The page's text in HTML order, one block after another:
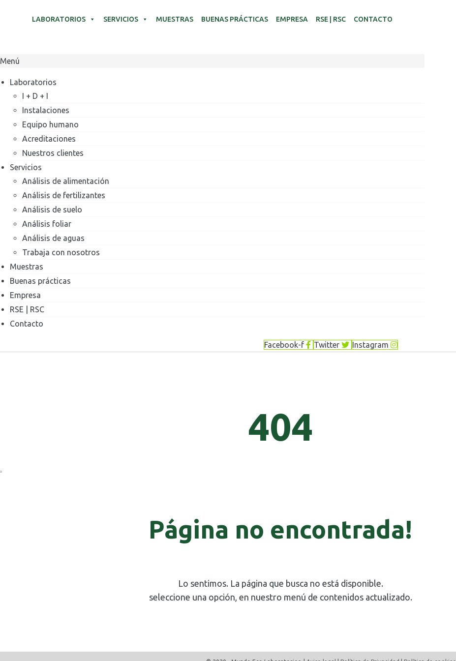
LABORATORIOS SERVICIOS MUESTRAS BUENAS PRÁCTICAS EMPRESA RSE | RSC CONTACTO
Menú
Laboratorios
I + D + I
Instalaciones
Equipo humano
Acreditaciones
Nuestros clientes
Servicios
Análisis de alimentación
Análisis de fertilizantes
Análisis de suelo
Análisis foliar
Análisis de aguas
Trabaja con nosotros
Muestras
Buenas prácticas
Empresa
RSE | RSC
Contacto
Facebook-f Twitter Instagram
404
Página no encontrada!
Lo sentimos. La página que busca no está disponible.
seleccione una opción, en nuestro menú de contenidos actualizado.